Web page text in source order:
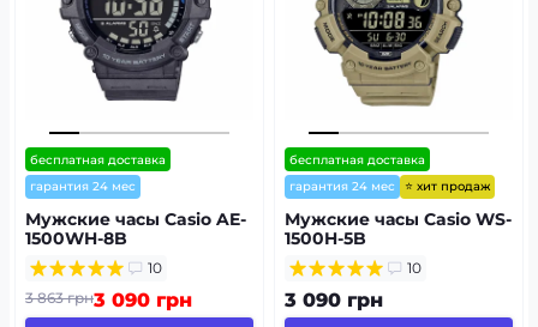
бесплатная доставка
гарантия 24 мес
Мужские часы Casio AE-
1500WH-8B
10
3 863 грн3 090 грн
бесплатная доставка
гарантия 24 мес
⭐ хит продаж
Мужские часы Casio WS-
1500H-5B
10
3 090 грн